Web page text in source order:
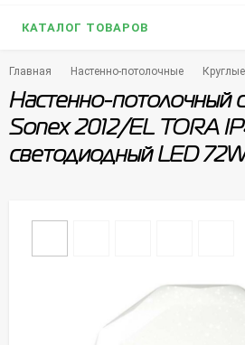
КАТАЛОГ ТОВАРОВ
Главная Настенно-потолочные Круглые
Настенно-потолочный
Sonex 2012/EL TORA
светодиодный LED